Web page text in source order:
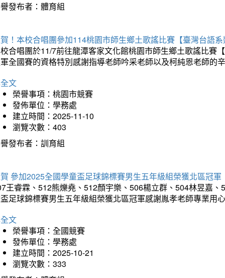
發布者：體育組
！本校合唱團參加114桃園市師生鄉土歌謠比賽【臺灣台語
合唱團於11/7前往龍潭客家文化館桃園市師生鄉土歌謠比賽
全國賽的資格特別感謝指導老師吟采老師以及柯純恩老師的
文
榮譽事項：桃園市競賽
發佈單位：學務處
建立時間：2025-11-10
瀏覽次數：403
發布者：訓育組
參加2025全國學童盃足球錦標賽男生五年級組榮獲北區冠軍
王睿霖、512熊爍堯、512顏宇樂、506楊立群、504林昱嘉
足球錦標賽男生五年級組榮獲北區冠軍感謝胤孝老師專業用
文
榮譽事項：全國競賽
發佈單位：學務處
建立時間：2025-10-21
瀏覽次數：333